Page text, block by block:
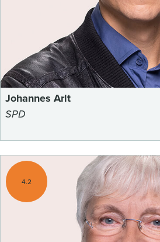
Johannes Arlt
SPD
4.2